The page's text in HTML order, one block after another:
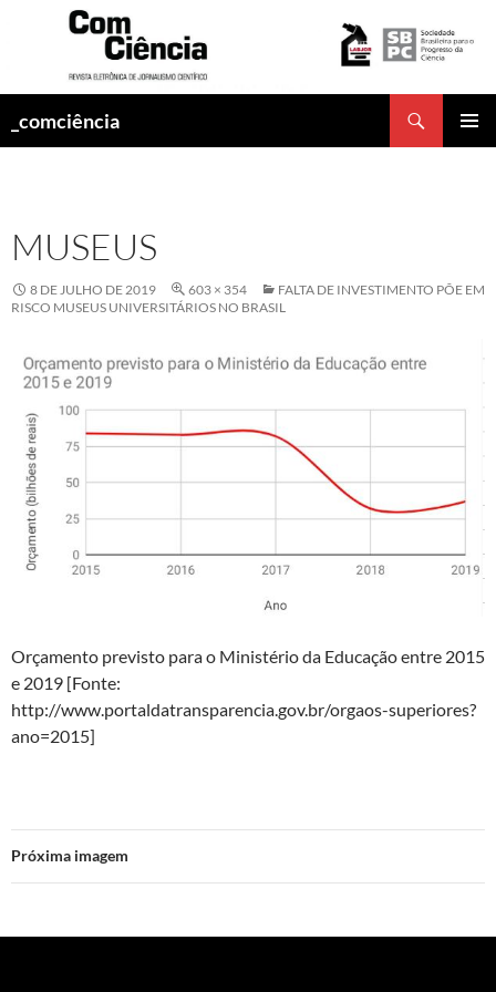
_comciência
MUSEUS
8 DE JULHO DE 2019 603 × 354
FALTA DE INVESTIMENTO PÕE EM
RISCO MUSEUS UNIVERSITÁRIOS NO BRASIL
Orçamento previsto para o Ministério da Educação entre 2015
e 2019 [Fonte:
http://www.portaldatransparencia.gov.br/orgaos-superiores?
ano=2015]
Próxima imagem